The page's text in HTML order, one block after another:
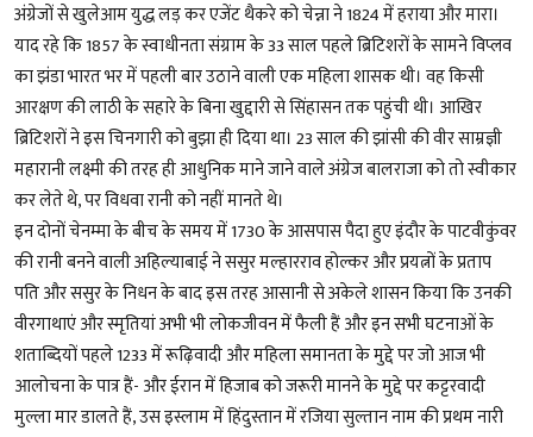
अंग्रेजों से खुलेआम युद्ध लड़ कर एजेंट थैकरे को चेन्ना ने 1824 में हराया और मारा।
याद रहे कि 1857 के स्वाधीनता संग्राम के 33 साल पहले ब्रिटिशरों के सामने विप्लव
का झंडा भारत भर में पहली बार उठाने वाली एक महिला शासक थी। वह किसी
आरक्षण की लाठी के सहारे के बिना खुद्दारी से सिंहासन तक पहुंची थी। आखिर
ब्रिटिशरों ने इस चिनगारी को बुझा ही दिया था। 23 साल की झांसी की वीर साम्रज्ञी
महारानी लक्ष्मी की तरह ही आधुनिक माने जाने वाले अंग्रेज बालराजा को तो स्वीकार
कर लेते थे, पर विधवा रानी को नहीं मानते थे।
इन दोनों चेनम्मा के बीच के समय में 1730 के आसपास पैदा हुए इंदौर के पाटवीकुंवर
की रानी बनने वाली अहिल्याबाई ने ससुर मल्हारराव होल्कर और प्रयत्नों के प्रताप
पति और ससुर के निधन के बाद इस तरह आसानी से अकेले शासन किया कि उनकी
वीरगाथाएं और स्मृतियां अभी भी लोकजीवन में फैली हैं और इन सभी घटनाओं के
शताब्दियों पहले 1233 में रूढ़िवादी और महिला समानता के मुद्दे पर जो आज भी
आलोचना के पात्र हैं- और ईरान में हिजाब को जरूरी मानने के मुद्दे पर कट्टरवादी
मुल्ला मार डालते हैं, उस इस्लाम में हिंदुस्तान में रजिया सुल्तान नाम की प्रथम नारी